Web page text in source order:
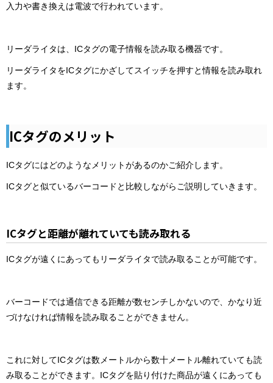
入力や書き換えは電波で行われています。
リーダライタは、ICタグの電子情報を読み取る機器です。
リーダライタをICタグにかざしてスイッチを押すと情報を読み取れ
ます。
ICタグのメリット
ICタグにはどのようなメリットがあるのかご紹介します。
ICタグと似ているバーコードと比較しながらご説明していきます。
ICタグと距離が離れていても読み取れる
ICタグが遠くにあってもリーダライタで読み取ることが可能です。
バーコードでは通信できる距離が数センチしかないので、かなり近
づけなければ情報を読み取ることができません。
これに対してICタグは数メートルから数十メートル離れていても読
み取ることができます。ICタグを貼り付けた商品が遠くにあっても